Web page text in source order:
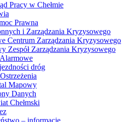
Pracy w Chełmie
Prawna
i Zarządzania Kryzysowego
Centrum Zarządzania Kryzysowego
Zespół Zarządzania Kryzysowego
dróg
Mapowy
Danych
Chełmski
– informacje